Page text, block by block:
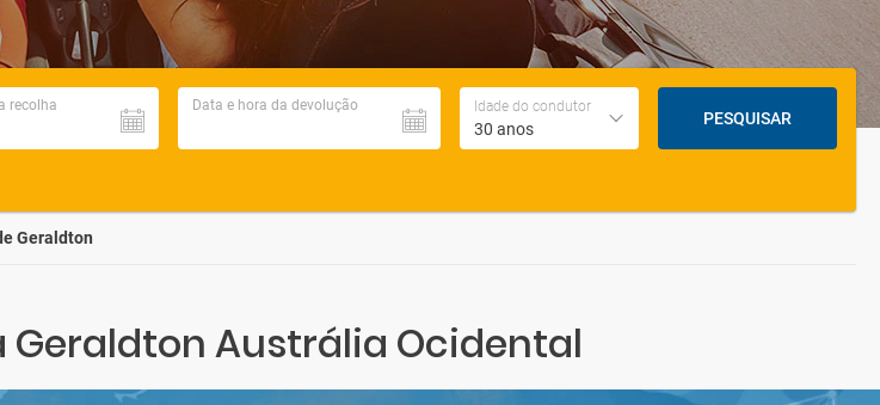
recolha Data e hora da devolução Idade do condutor
30 anos
PESQUISAR
Geraldton
Austrália Ocidental